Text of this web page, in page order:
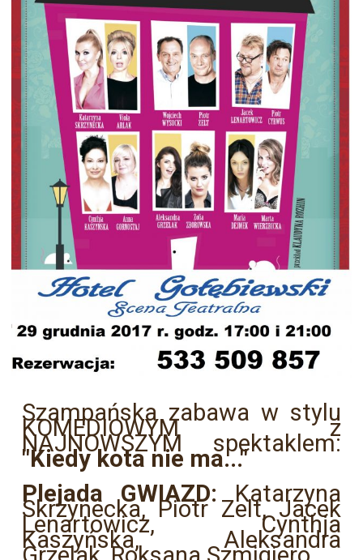
Szampańska zabawa w stylu
KOMEDIOWYM z
NAJNOWSZYM spektaklem:
"Kiedy kota nie ma..."
Plejada GWIAZD:Katarzyna
Skrzynecka, Piotr Zelt, Jacek
Lenartowicz, Cynthja
Kaszyńska, Aleksandra